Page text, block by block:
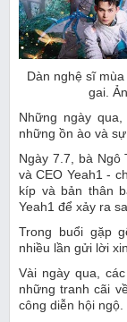
Dàn nghệ sĩ
gai.
Những ngày
những ồn ào và
Ngày 7.7, bà Ngô
và CEO Yeah1 -
kíp và bản thân
Yeah1 để xảy ra
Trong buổi gặp
nhiều lần gửi lời
Vài ngày qua,
những tranh cãi
công diễn hội ngộ.